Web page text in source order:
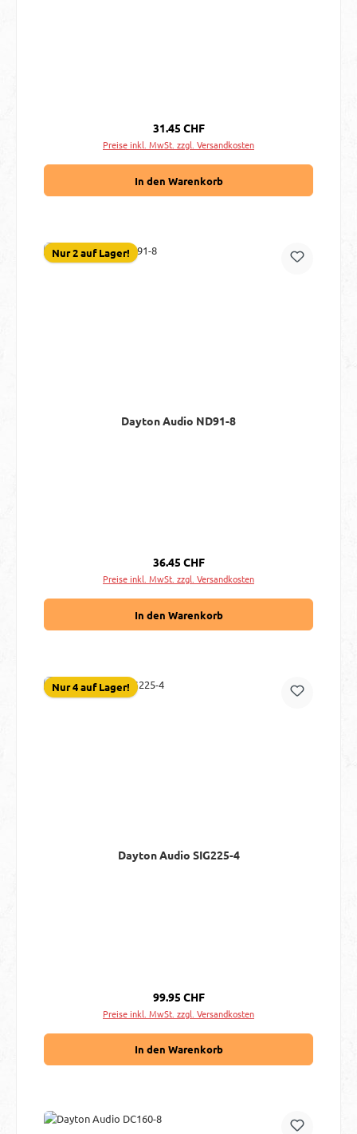
Regulärer Preis:
31.45 CHF
Preise inkl. MwSt. zzgl. Versandkosten
In den Warenkorb
Nur 2 auf Lager!
Dayton Audio ND91-8
Regulärer Preis:
36.45 CHF
Preise inkl. MwSt. zzgl. Versandkosten
In den Warenkorb
Nur 4 auf Lager!
Dayton Audio SIG225-4
Regulärer Preis:
99.95 CHF
Preise inkl. MwSt. zzgl. Versandkosten
In den Warenkorb